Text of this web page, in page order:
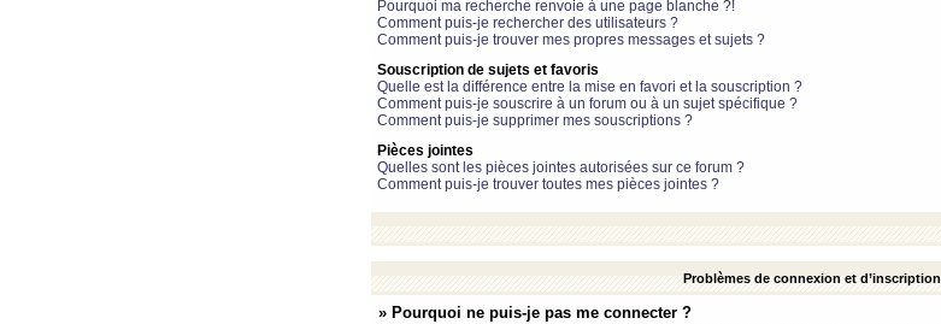
Pourquoi ma recherche renvoie à une page blanche ?!
Comment puis-je rechercher des utilisateurs ?
Comment puis-je trouver mes propres messages et sujets ?
Souscription de sujets et favoris
Quelle est la différence entre la mise en favori et la souscription ?
Comment puis-je souscrire à un forum ou à un sujet spécifique ?
Comment puis-je supprimer mes souscriptions ?
Pièces jointes
Quelles sont les pièces jointes autorisées sur ce forum ?
Comment puis-je trouver toutes mes pièces jointes ?
Problèmes de connexion et d’inscription
» Pourquoi ne puis-je pas me connecter ?